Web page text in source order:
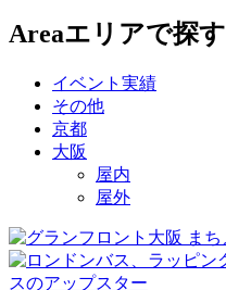
Areaエリアで探す
イベント実績
その他
京都
大阪
屋内
屋外